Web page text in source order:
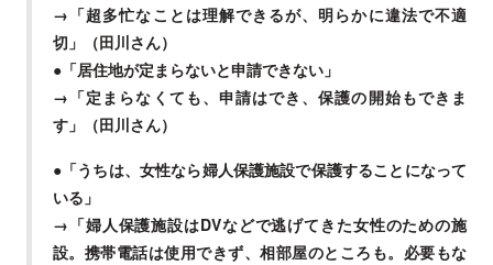
→「超多忙なことは理解できるが、明らかに違法で不適
切」（田川さん）
●「居住地が定まらないと申請できない」
→「定まらなくても、申請はでき、保護の開始もできま
す」（田川さん）
●「うちは、女性なら婦人保護施設で保護することになって
いる」
→「婦人保護施設はDVなどで逃げてきた女性のための施
設。携帯電話は使用できず、相部屋のところも。必要もな